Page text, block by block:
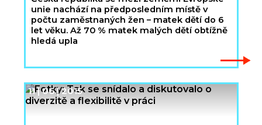
unie nachází na předposledním místě v
počtu zaměstnaných žen – matek dětí do 6
let věku. Až 70 % matek malých dětí obtížně
hledá upla
11 | 06 | 2015